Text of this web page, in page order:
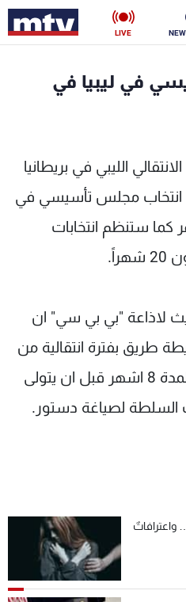
LIVE
في ليبيا في
الليبي في بريطانيا
انتخاب مجلس تأسيسي في
غضون نحو 8 اشهر كما ستنظم انتخابات
لاذاعة "بي بي سي" ان
طريق بفترة انتقالية من
20 شهراً وهو سيدير ليبيا لمدة 8 اشهر قبل ان يتولى
لصياغة دستور.
واعترافاتٌ
رياضة